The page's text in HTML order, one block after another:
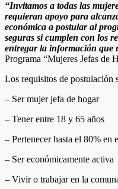
“Invitamos a todas las
requieran apoyo para
económica a postular al
seguras si cumplen con los
entregar la información que
Programa “Mujeres Jefas de
Los requisitos de postulación
– Ser mujer jefa de hogar
– Tener entre 18 y 65 años
– Pertenecer hasta el 80% en
– Ser económicamente activa
– Vivir o trabajar en la